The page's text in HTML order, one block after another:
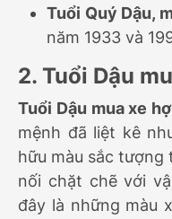
Tuổi Quý Dậu,
năm 1933 và
2. Tuổi Dậu
Tuổi Dậu mua xe
mệnh đã liệt kê
hữu màu sắc
nối chặt chẽ với
đây là những màu